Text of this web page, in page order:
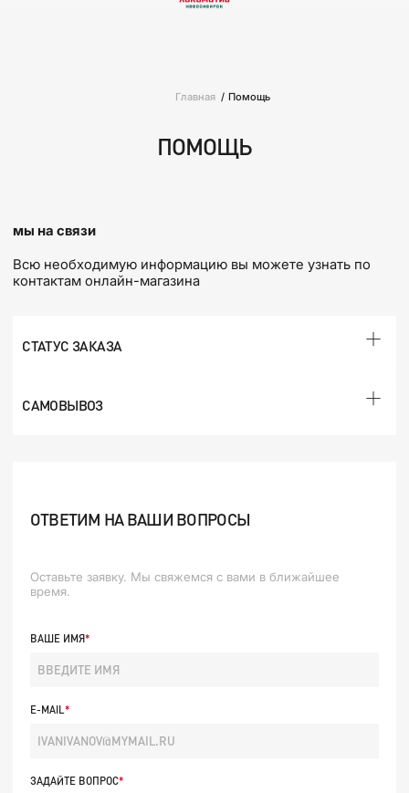
Главная Помощь
ПОМОЩЬ
мы на связи
Всю необходимую информацию вы можете узнать по
контактам онлайн-магазина
СТАТУС ЗАКАЗА
САМОВЫВОЗ
ОТВЕТИМ НА ВАШИ ВОПРОСЫ
Оставьте заявку. Мы свяжемся с вами в ближайшее
время.
ВАШЕ ИМЯ
E-MAIL
ЗАДАЙТЕ ВОПРОС